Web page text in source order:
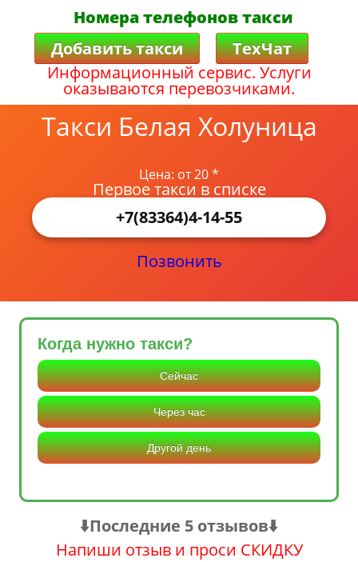
Номера телефонов такси
Добавить такси
ТехЧат
Информационный сервис. Услуги
оказываются перевозчиками.
Такси Белая Холуница
Цена: от 20 *
Первое такси в списке
+7(83364)4-14-55
Позвонить
Когда нужно такси?
Сейчас
Через час
Другой день
⬇️Последние 5 отзывов⬇️
Напиши отзыв и проси СКИДКУ